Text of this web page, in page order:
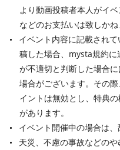
より動画投稿者本人がイ
などのお支払いは致しかね
イベント内容に記載され
稿した場合、mysta規約
が不適切と判断した場合
場合がございます。その
イントは無効とし、特典
があります。
イベント開催中の場合は、
天災、不慮の事故などの